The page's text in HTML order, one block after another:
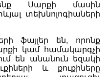
Սարքի մասին
տեխնոլոգիաների
ֆայլեր են, որոնք
կամ համակարգչի
են անանուն եզակի
և քուքիները